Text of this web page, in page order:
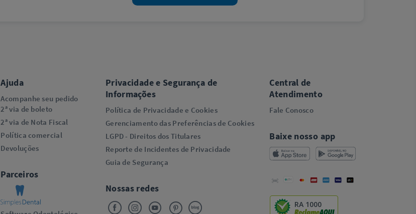
Ajuda
Acompanhe seu pedido
2ª via de boleto
2ª via de Nota Fiscal
Política comercial
Devoluções
Parceiros
Privacidade e Segurança de
Informações
Política de Privacidade e Cookies
Gerenciamento das Preferências de Cookies
LGPD - Direitos dos Titulares
Reporte de Incidentes de Privacidade
Guia de Segurança
Nossas redes
Central de
Atendimento
Fale Conosco
Baixe nosso app
RA 1000